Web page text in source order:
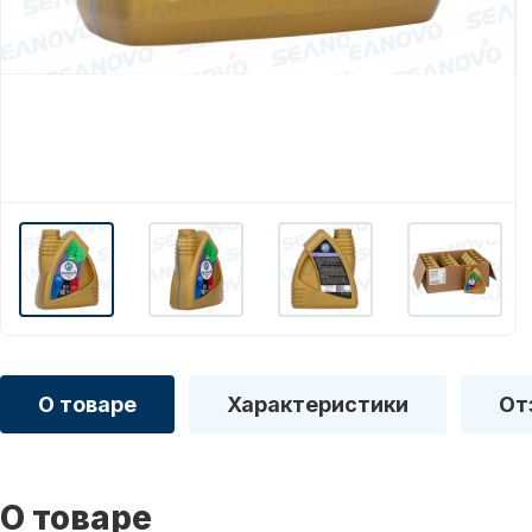
О товаре Характеристики
О товаре